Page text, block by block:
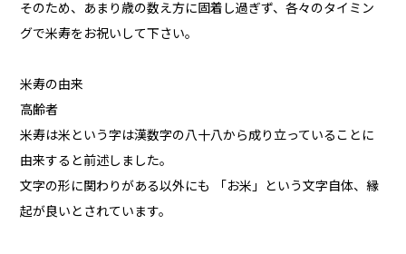
そのため、あまり歳の数え方に固着し過ぎず、各々のタイミン
グで米寿をお祝いして下さい。
米寿の由来
高齢者
米寿は米という字は漢数字の八十八から成り立っていることに
由来すると前述しました。
文字の形に関わりがある以外にも 「お米」という文字自体、縁
起が良いとされています。